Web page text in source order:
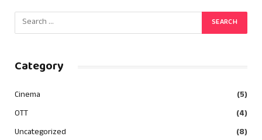
Category
Cinema
(5)
OTT
(4)
Uncategorized
(8)